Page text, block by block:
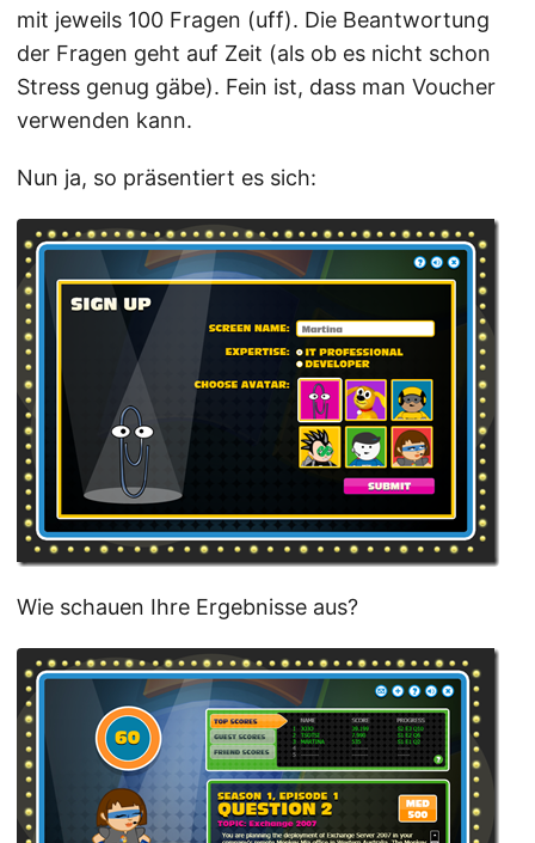
mit jeweils 100 Fragen (uff). Die Beantwortung
der Fragen geht auf Zeit (als ob es nicht schon
Stress genug gäbe). Fein ist, dass man Voucher
verwenden kann.
Nun ja, so präsentiert es sich:
Wie schauen Ihre Ergebnisse aus?